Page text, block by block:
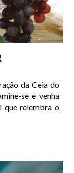
da Ceia do
se e venha
que relembra o